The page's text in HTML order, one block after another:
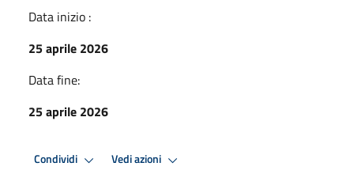
Data inizio :
25 aprile 2026
Data fine:
25 aprile 2026
Condividi Vedi azioni